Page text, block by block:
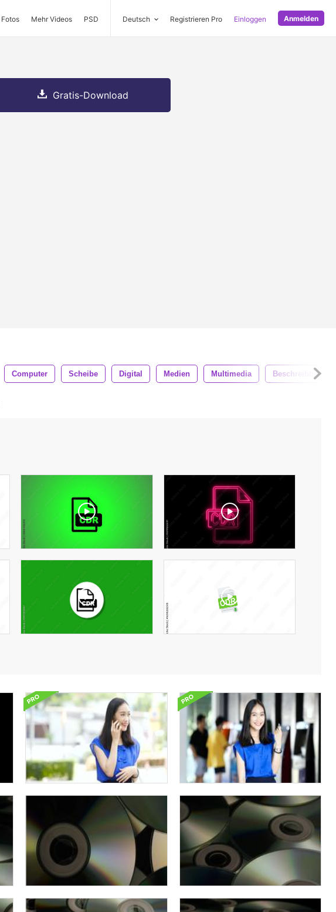
Fotos Mehr Videos PSD Deutsch Registrieren Pro Einloggen Anmelden
Gratis-Download
Computer Scheibe Digital Medien Multimedia Beschreibbar